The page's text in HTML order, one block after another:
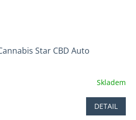
Star CBD Auto
Skladem
DETAIL